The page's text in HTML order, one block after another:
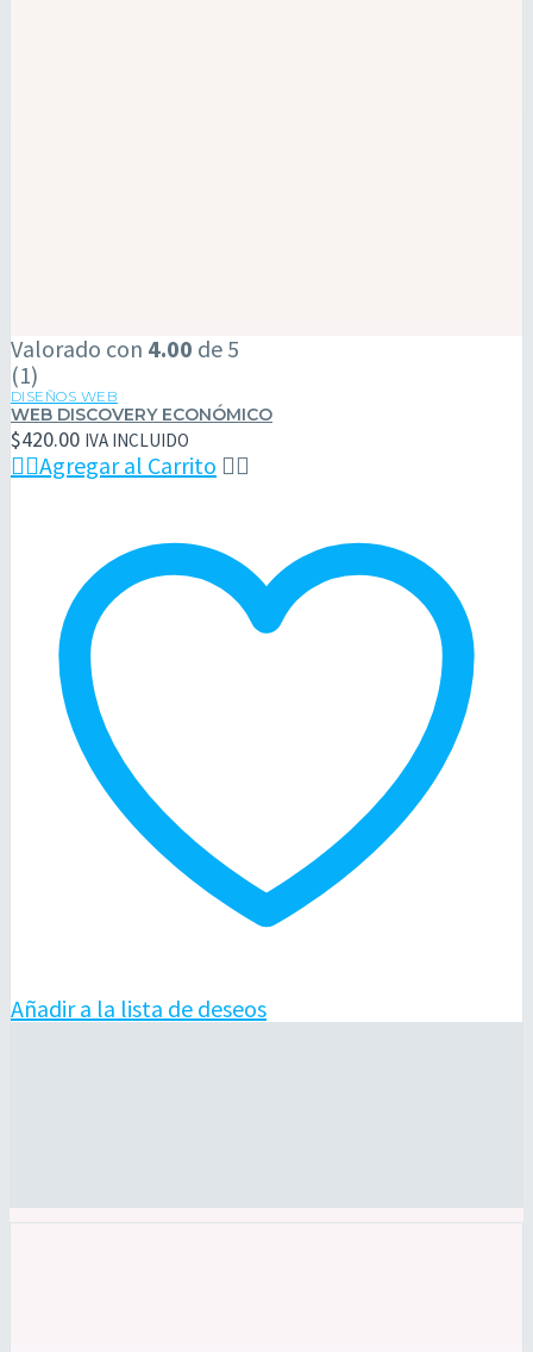
Web
Discovery
Económico
Valorado con 4.00 de 5
(1)
DISEÑOS WEB
WEB DISCOVERY ECONÓMICO
$420.00 IVA INCLUIDO
Agregar al Carrito 
Añadir a la lista de deseos